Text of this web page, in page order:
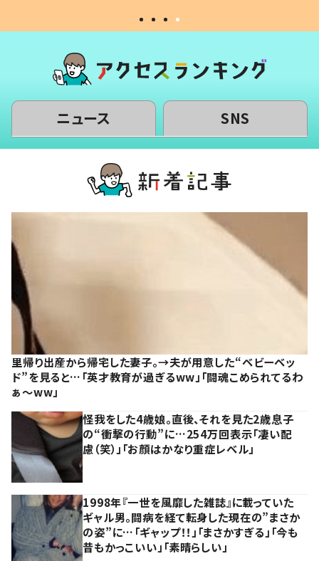
ニュース SNS
里帰り出産から帰宅した妻子。→夫が用意した“ベビーベッ
ド”を見ると…「英才教育が過ぎるww」「闘魂こめられてるわ
ぁ～ww」
怪我をした4歳娘。直後、それを見た2歳息子
の“衝撃の行動”に…254万回表示「凄い配
慮（笑）」「お顔はかなり重症レベル」
1998年『一世を風靡した雑誌』に載っていた
ギャル男。闘病を経て転身した現在の”まさか
の姿”に…「ギャップ！！」「まさかすぎる」「今も
昔もかっこいい」「素晴らしい」